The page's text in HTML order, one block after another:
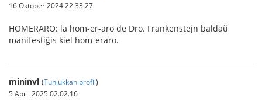
16 Oktober 2024 22.33.27
HOMERARO: la hom-er-aro de Dro. Frankenstejn baldaŭ
manifestiĝis kiel hom-eraro.
mininvl (Tunjukkan profil)
5 April 2025 02.02.16